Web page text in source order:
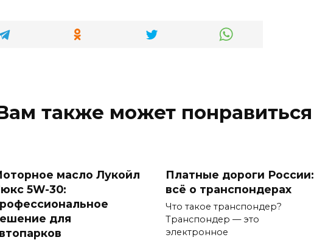
также может понравиться
масло Лукойл
5W-30:
для
Платные дороги России:
всё о транспондерах
Что такое транспондер?
Транспондер — это
электронное